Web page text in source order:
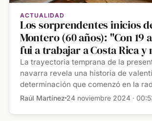
ACTUALIDAD
Los sorprendentes inicios
Montero (60 años): "Con 19
fui a trabajar a Costa Rica y
padres tuvieron que buscar
el mapa"
La trayectoria temprana de la
navarra revela una historia de
determinación que comenzó en la
Raúl Martínez 24 noviembre 2024 ·